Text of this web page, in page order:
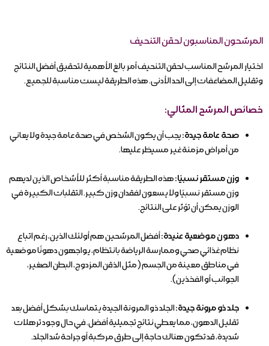
المرشحون المناسبون لحقن التنحيف
اختيار المرشح المناسب لحقن التنحيف أمر بالغ الأهمية لتحقيق أفضل النتائج
وتقليل المضاعفات إلى الحد الأدنى. هذه الطريقة ليست مناسبة للجميع.
خصائص المرشح المثالي:
صحة عامة جيدة:يجب أن يكون الشخص في صحة عامة جيدة ولا يعاني
من أمراض مزمنة غير مسيطَر عليها.
وزن مستقر نسبيًا:هذه الطريقة مناسبة أكثر للأشخاص الذين لديهم
وزن مستقر نسبيًا ولا يسعون لفقدان وزن كبير. التقلبات الكبيرة في
الوزن يمكن أن تؤثر على النتائج.
دهون موضعية عنيدة:أفضل المرشحين هم أولئك الذين، رغم اتباع
نظام غذائي صحي وممارسة الرياضة بانتظام، يواجهون دهونًا موضعية
في مناطق معينة من الجسم (مثل الذقن المزدوج، البطن الصغير،
الجوانب أو الفخذين).
جلد ذو مرونة جيدة:الجلد ذو المرونة الجيدة يتماسك بشكل أفضل بعد
تقليل الدهون، مما يعطي نتائج تجميلية أفضل. في حال وجود ترهلات
شديدة، قد تكون هناك حاجة إلى طرق مركبة أو جراحة شد الجلد.